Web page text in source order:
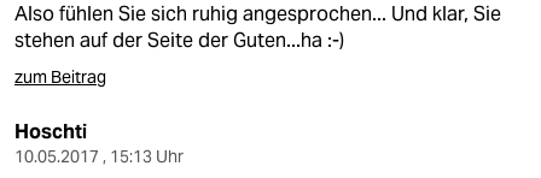
Also fühlen Sie sich ruhig angesprochen... Und klar, Sie
stehen auf der Seite der Guten...ha :-)
zum Beitrag
Hoschti
10.05.2017 , 15:13 Uhr